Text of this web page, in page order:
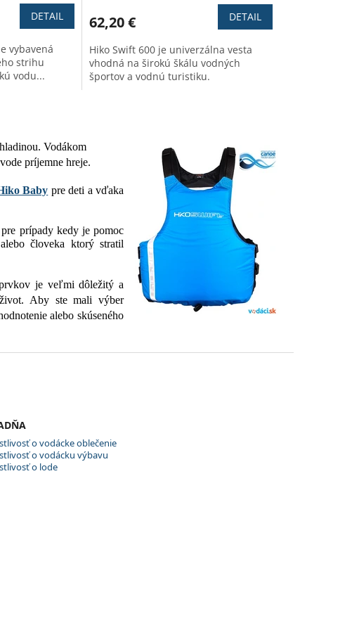
DETAIL
vybavená
strihu
vodu...
62,20 € DETAIL
Hiko Swift 600 je univerzálna vesta
vhodná na širokú škálu vodných
športov a vodnú turistiku.
Vodákom
príjemne hreje.
Baby pre deti a vďaka
prípady kedy je pomoc
človeka ktorý stratil
je veľmi dôležitý a
Aby ste mali výber
alebo skúseného
o vodácke oblečenie
o vodácku výbavu
o lode